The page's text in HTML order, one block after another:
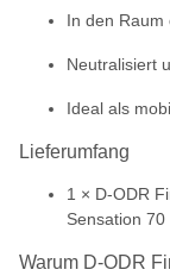
In den Raum
Neutralisiert
Ideal als
Lieferumfang
1 × D-ODR
Sensation 70
Warum D-ODR